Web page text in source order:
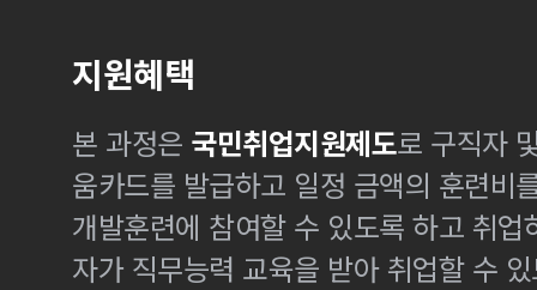
지원혜택
본 과정은 국민취업지원제도로 구직자
움카드를 발급하고 일정 금액의 훈련비
개발훈련에 참여할 수 있도록 하고 취
자가 직무능력 교육을 받아 취업할 수